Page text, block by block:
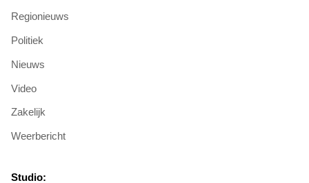
Regionieuws
Politiek
Nieuws
Video
Zakelijk
Weerbericht
Studio: